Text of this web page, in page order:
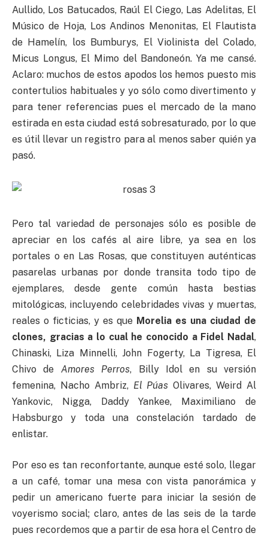
Aullido, Los Batucados, Raúl El Ciego, Las Adelitas, El
Músico de Hoja, Los Andinos Menonitas, El Flautista
de Hamelín, los Bumburys, El Violinista del Colado,
Micus Longus, El Mimo del Bandoneón. Ya me cansé.
Aclaro: muchos de estos apodos los hemos puesto mis
contertulios habituales y yo sólo como divertimento y
para tener referencias pues el mercado de la mano
estirada en esta ciudad está sobresaturado, por lo que
es útil llevar un registro para al menos saber quién ya
pasó.
Pero tal variedad de personajes sólo es posible de
apreciar en los cafés al aire libre, ya sea en los
portales o en Las Rosas, que constituyen auténticas
pasarelas urbanas por donde transita todo tipo de
ejemplares, desde gente común hasta bestias
mitológicas, incluyendo celebridades vivas y muertas,
reales o ficticias, y es que Morelia es una ciudad de
clones, gracias a lo cual he conocido a Fidel Nadal,
Chinaski, Liza Minnelli, John Fogerty, La Tigresa, El
Chivo de Amores Perros, Billy Idol en su versión
femenina, Nacho Ambriz, El Púas Olivares, Weird Al
Yankovic, Nigga, Daddy Yankee, Maximiliano de
Habsburgo y toda una constelación tardado de
enlistar.
Por eso es tan reconfortante, aunque esté solo, llegar
a un café, tomar una mesa con vista panorámica y
pedir un americano fuerte para iniciar la sesión de
voyerismo social; claro, antes de las seis de la tarde
pues recordemos que a partir de esa hora el Centro de